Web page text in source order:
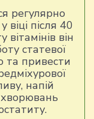
регулярно
після 40
він
статевої
та привести
напій